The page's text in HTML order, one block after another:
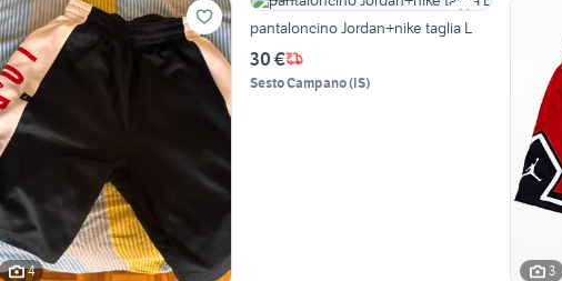
4
pantaloncino Jordan+nike taglia L
30 €
Sesto Campano(IS)
3